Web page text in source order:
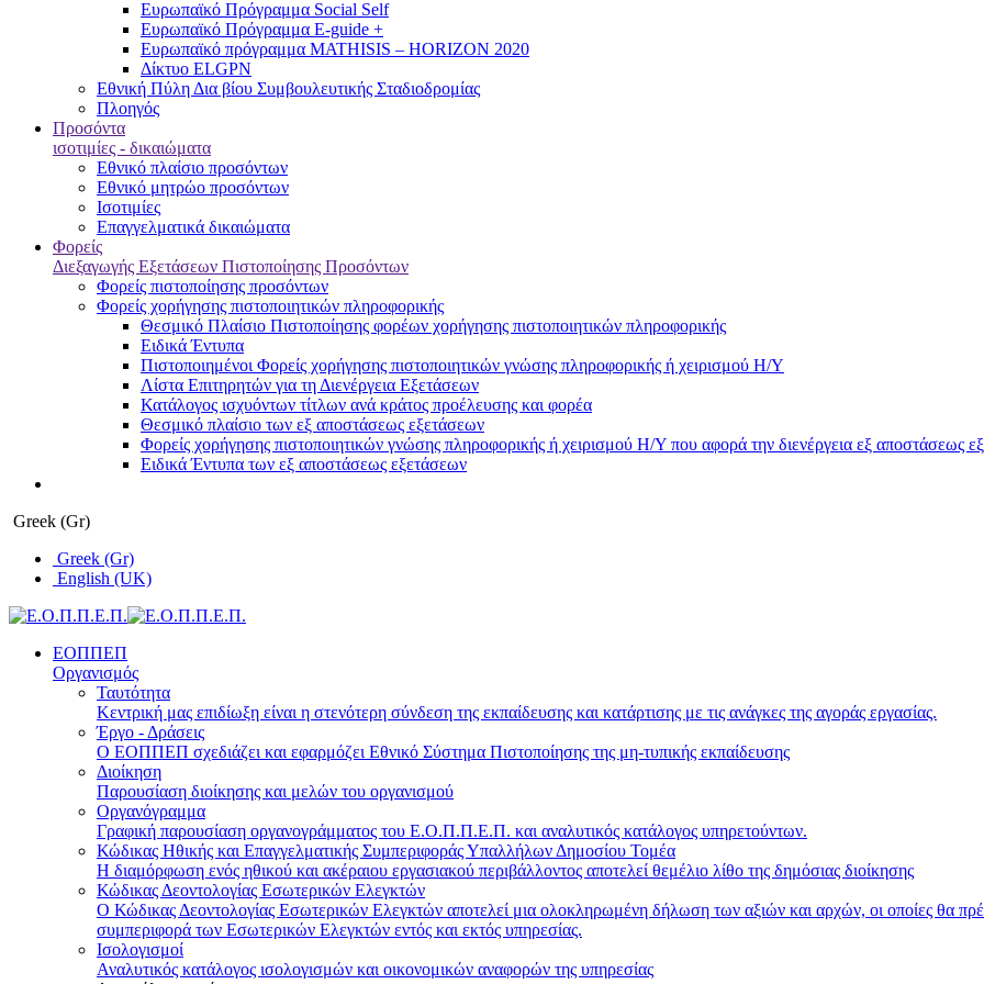
Ευρωπαϊκό Πρόγραμμα Social Self
Ευρωπαϊκό Πρόγραμμα E-guide +
Ευρωπαϊκό πρόγραμμα MATHISIS – HORIZON 2020
Δίκτυο ELGPN
Εθνική Πύλη Δια βίου Συμβουλευτικής Σταδιοδρομίας
Πλοηγός
Προσόντα
ισοτιμίες - δικαιώματα
Εθνικό πλαίσιο προσόντων
Εθνικό μητρώο προσόντων
Ισοτιμίες
Επαγγελματικά δικαιώματα
Φορείς
Διεξαγωγής Εξετάσεων Πιστοποίησης Προσόντων
Φορείς πιστοποίησης προσόντων
Φορείς χορήγησης πιστοποιητικών πληροφορικής
Θεσμικό Πλαίσιο Πιστοποίησης φορέων χορήγησης πιστοποιητικών πληροφορικής
Ειδικά Έντυπα
Πιστοποιημένοι Φορείς χορήγησης πιστοποιητικών γνώσης πληροφορικής ή χειρισμού Η/Υ
Λίστα Επιτηρητών για τη Διενέργεια Εξετάσεων
Κατάλογος ισχυόντων τίτλων ανά κράτος προέλευσης και φορέα
Θεσμικό πλαίσιο των εξ αποστάσεως εξετάσεων
Φορείς χορήγησης πιστοποιητικών γνώσης πληροφορικής ή χειρισμού Η/Υ που αφορά την διενέργεια εξ αποστάσεως
Ειδικά Έντυπα των εξ αποστάσεως εξετάσεων
Greek (Gr)
Greek (Gr)
English (UK)
ΕΟΠΠΕΠ
Οργανισμός
Ταυτότητα
Κεντρική μας επιδίωξη είναι η στενότερη σύνδεση της εκπαίδευσης και κατάρτισης με τις ανάγκες της αγοράς εργασίας.
Έργο - Δράσεις
Ο ΕΟΠΠΕΠ σχεδιάζει και εφαρμόζει Eθνικό Σύστημα Πιστοποίησης της μη-τυπικής εκπαίδευσης
Διοίκηση
Παρουσίαση διοίκησης και μελών του οργανισμού
Οργανόγραμμα
Γραφική παρουσίαση οργανογράμματος του Ε.Ο.Π.Π.Ε.Π. και αναλυτικός κατάλογος υπηρετούντων.
Κώδικας Ηθικής και Επαγγελματικής Συμπεριφοράς Υπαλλήλων Δημοσίου Τομέα
Η διαμόρφωση ενός ηθικού και ακέραιου εργασιακού περιβάλλοντος αποτελεί θεμέλιο λίθο της δημόσιας διοίκησης
Κώδικας Δεοντολογίας Εσωτερικών Ελεγκτών
Ο Κώδικας Δεοντολογίας Εσωτερικών Ελεγκτών αποτελεί μια ολοκληρωμένη δήλωση των αξιών και αρχών, οι οποίες θα
συμπεριφορά των Εσωτερικών Ελεγκτών εντός και εκτός υπηρεσίας.
Ισολογισμοί
Αναλυτικός κατάλογος ισολογισμών και οικονομικών αναφορών της υπηρεσίας